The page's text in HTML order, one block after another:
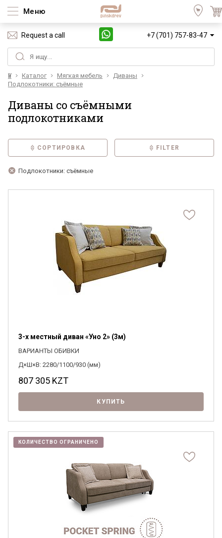
Меню
Request a call +7 (701) 757-83-47
Үй Каталог Мягкая мебель
Диваны
Подлокотники: съёмные
Диваны со съёмными
подлокотниками
СОРТИРОВКА FILTER
Подлокотники: съёмные
3-х местный диван «Уно 2» (3м)
ВАРИАНТЫ ОБИВКИ
Д×Ш×В: 2280/1100/930 (мм)
807 305 KZT
КУПИТЬ
КОЛИЧЕСТВО ОГРАНИЧЕНО